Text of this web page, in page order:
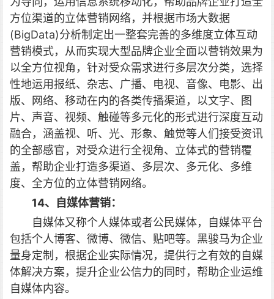
方位渠道的立体营销网络，并根据市场大数据
(BigData)分析制定出一整套完善的多维度立体互动
营销模式，从而实现大型品牌企业全面以营销效果为
以全方位视角，针对受众需求进行多层次分类，选择
性地运用报纸、杂志、广播、电视、音像、电影、出
版、网络、移动在内的各类传播渠道，以文字、图
片、声音、视频、触碰等多元化的形式进行深度互动
融合，涵盖视、听、光、形象、触觉等人们接受资讯
的全部感官，对受众进行全视角、立体式的营销覆
盖，帮助企业打造多渠道、多层次、多元化、多维
度、全方位的立体营销网络。
14、自媒体营销：
自媒体又称个人媒体或者公民媒体，自媒体平台
包括个人博客、微博、微信、贴吧等。黑骏马为企业
量身定制，根据企业实际情况，提供行之有效的自媒
体解决方案，提升企业公信力的同时，帮助企业运维
自媒体内容。